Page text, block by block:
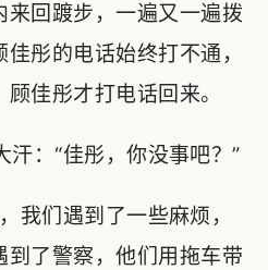
来回踱步，一遍又一遍拨
彤的电话始终打不通，
佳彤才打电话回来。
：“佳彤，你没事吧？”
我们遇到了一些麻烦，
到了警察，他们用拖车带